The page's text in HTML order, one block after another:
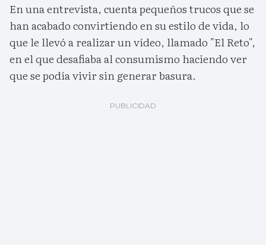
En una entrevista, cuenta pequeños trucos que se
han acabado convirtiendo en su estilo de vida, lo
que le llevó a realizar un vídeo, llamado "El Reto",
en el que desafiaba al consumismo haciendo ver
que se podía vivir sin generar basura.